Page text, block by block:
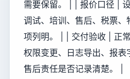
需要保留。 | | 报价口径 |
调试、培训、售后、税票、
项列明。 | | 交付验收 | 正常
权限变更、日志导出、报表
售后责任是否记录清楚。 |